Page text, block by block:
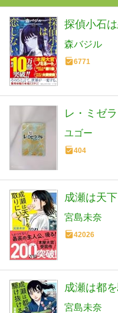
探偵小石
森バジル
6771
レ・ミゼ
ユゴー
404
成瀬は天
宮島未奈
42026
成瀬は都
宮島未奈